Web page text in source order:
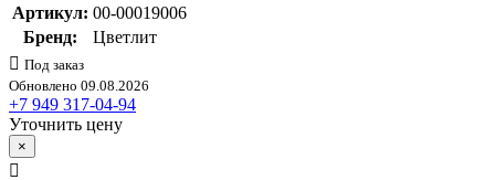
Артикул: 00-00019006
Бренд:
Цветлит
Под заказ
Обновлено 09.08.2026
+7 949 317-04-94
Уточнить цену
×